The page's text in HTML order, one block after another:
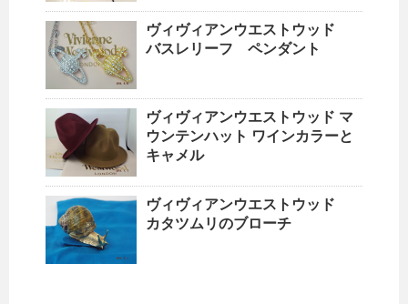
ヴィヴィアンウエストウッド
バスレリーフ ペンダント
ヴィヴィアンウエストウッド マ
ウンテンハット ワインカラーと
キャメル
ヴィヴィアンウエストウッド
カタツムリのブローチ